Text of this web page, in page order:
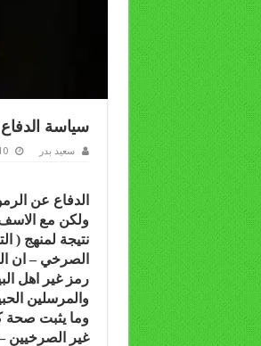
سياسة
سعيد بدر 10 مارس،
الدفاع عن
ولكن مع الاسف
نتيجة لمنهج (
الصرخي – ان
رمز غير اهل
والمرسلين
وما يثبت صحة
غير الصرخيين